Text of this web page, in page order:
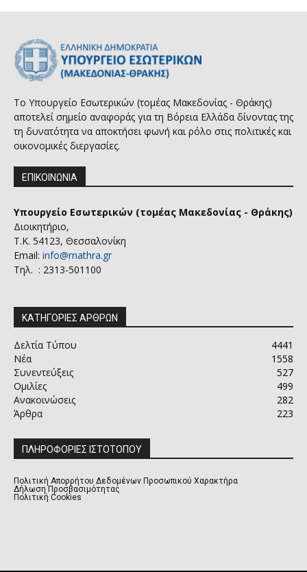
Το Υπουργείο Εσωτερικών (τομέας Μακεδονίας - Θράκης)
αποτελεί σημείο αναφοράς για τη Βόρεια Ελλάδα δίνοντας της
τη δυνατότητα να αποκτήσει φωνή και ρόλο στις πολιτικές και
οικονομικές διεργασίες.
ΕΠΙΚΟΙΝΩΝΙΑ
Υπουργείο Εσωτερικών (τομέας Μακεδονίας - Θράκης)
Διοικητήριο,
Τ.Κ. 54123, Θεσσαλονίκη
Email: info@mathra.gr
Τηλ. : 2313-501100
ΚΑΤΗΓΟΡΙΕΣ ΑΡΘΡΩΝ
Δελτία Τύπου
4441
Νέα
1558
Συνεντεύξεις
527
Ομιλίες
499
Ανακοινώσεις
282
Άρθρα
223
ΠΛΗΡΟΦΟΡΙΕΣ ΙΣΤΟΤΟΠΟΥ
Πολιτική Απορρήτου Δεδομένων Προσωπικού Χαρακτήρα
Δήλωση Προσβασιμότητας
Πολιτική Cookies